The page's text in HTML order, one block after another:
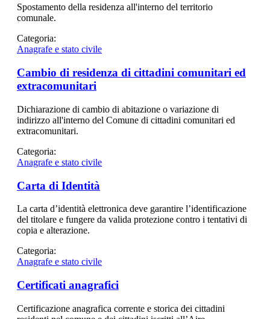
Spostamento della residenza all'interno del territorio
comunale.
Categoria:
Anagrafe e stato civile
Cambio di residenza di cittadini comunitari ed
extracomunitari
Dichiarazione di cambio di abitazione o variazione di
indirizzo all'interno del Comune di cittadini comunitari ed
extracomunitari.
Categoria:
Anagrafe e stato civile
Carta di Identità
La carta d’identità elettronica deve garantire l’identificazione
del titolare e fungere da valida protezione contro i tentativi di
copia e alterazione.
Categoria:
Anagrafe e stato civile
Certificati anagrafici
Certificazione anagrafica corrente e storica dei cittadini